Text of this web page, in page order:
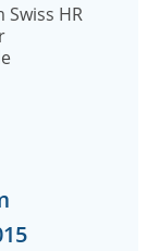
HR